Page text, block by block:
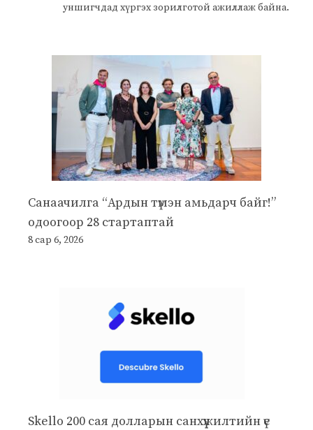
уншигчдад хүргэх зорилготой ажиллаж байна.
Санаачилга “Ардын түмэн амьдарч байг!”
одоогоор 28 стартаптай
8 сар 6, 2026
Skello 200 сая долларын санхүүжилтийн үе